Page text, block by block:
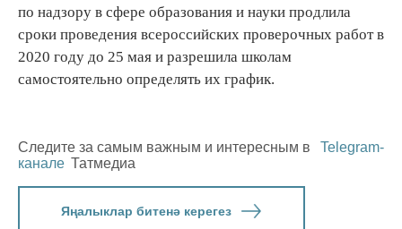
по надзору в сфере образования и науки продлила
сроки проведения всероссийских проверочных работ в
2020 году до 25 мая и разрешила школам
самостоятельно определять их график.
Следите за самым важным и интересным в
Telegram-
канале Татмедиа
Яңалыклар битенә керегез